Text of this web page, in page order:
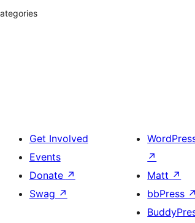
Get Involved
Events
Donate ↗
Swag ↗
↗
Matt ↗
bbPress ↗